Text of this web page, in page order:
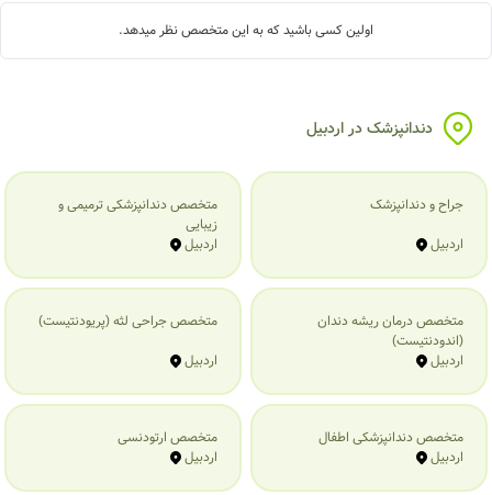
اولین کسی باشید که به این متخصص نظر میدهد.
دندانپزشک در اردبیل
جراح و دندانپزشک
اردبیل
متخصص دندانپزشکی ترمیمی و
زیبایی
اردبیل
متخصص درمان ریشه دندان
(اندودنتیست)
اردبیل
متخصص جراحی لثه (پریودنتیست)
اردبیل
متخصص دندانپزشکی اطفال
اردبیل
متخصص ارتودنسی
اردبیل